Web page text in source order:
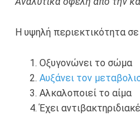
Η υψηλή περιεκτικότητα
Οξυγονώνει το σώμα
Αυξάνει τον
Αλκαλοποιεί το αίμα
Έχει